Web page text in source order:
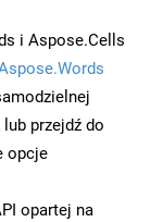
i Aspose.Cells
przejdź do
opcje
opartej na